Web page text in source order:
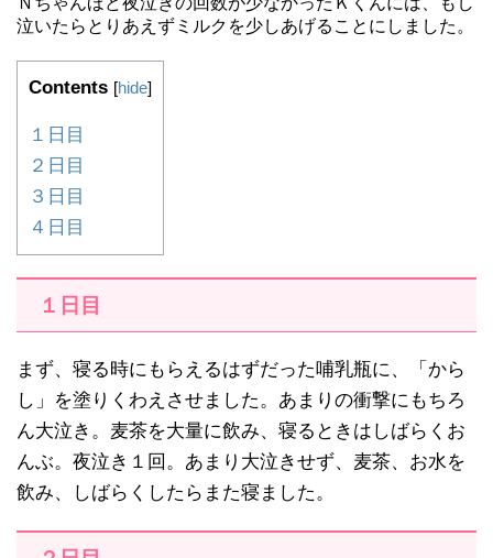
泣いたらとりあえずミルクを少しあげることにしました。
Contents [hide]
１日目
２日目
３日目
４日目
１日目
まず、寝る時にもらえるはずだった哺乳瓶に、「から
し」を塗りくわえさせました。あまりの衝撃にもちろ
ん大泣き。麦茶を大量に飲み、寝るときはしばらくお
んぶ。夜泣き１回。あまり大泣きせず、麦茶、お水を
飲み、しばらくしたらまた寝ました。